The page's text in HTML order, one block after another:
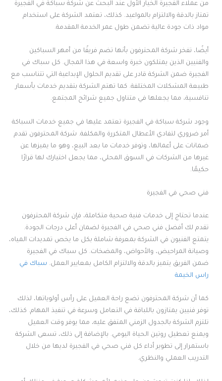
من عملاء الفجيرة الخيار الأول عند البحث عن شركة سباكة في الفجيرة
تمتاز بالدقة والالتزام بالمواعيد. كذلك، تعتمد الشركة على استخدام
مواد ذات جودة عالية تضمن طول عمر الخدمة المقدمة.
أيضًا، تفخر شركة المحترفون بأنها تضم فريقًا من أمهر السباكين
والفنيين الذين يمتلكون خبرة واسعة في هذا المجال. كل سباك في
الفجيرة ضمن الشركة قادر على تقديم الحلول الإبداعية التي تتناسب مع
طبيعة المشكلات المختلفة. كما تهتم الشركة بتقديم خدمات بأسعار
تنافسية، مما يجعلها في متناول جميع شرائح المجتمع.
وجود شركة سباكة في الفجيرة تعتمد عليها في جميع خدمات السباكة
أمر ضروري لتفادي الأعطال المتكررة والمكلفة. شركة المحترفون تقدم
ضمانات على أعمالها، وتوفر خدمات ما بعد البيع، وهو ما يميزها عن
غيرها من الشركات في السوق المحلي، مما يجعل اختيارك لها قرارًا
حكيمًا.
فني صحي في الفجيرة
عندما تحتاج إلى خدمات فنية صحية متكاملة، فإن شركة المحترفون
تقدم لك أفضل فني صحي في الفجيرة لضمان أعلى درجات الجودة.
يتمتع الفنيون في الشركة بمعرفة شاملة بكل ما يخص تمديدات المياه،
وصيانة المراحيض، والأحواض، والمضخات. كل سباك في الفجيرة
ضمن الفريق يتميز بالدقة والالتزام الكامل بمعايير العمل. سباك في
راس الخيمة
كما أن شركة المحترفون تضع راحة العميل على رأس أولوياتها، لذلك
توفر فنيين يمتازون باللباقة في التعامل وسرعة في تنفيذ المهام. كذلك،
تلتزم الشركة بالجدول الزمني المتفق عليه، مما يوفر وقت العميل
ويمنع تعطيل روتين الحياة اليومي. بالإضافة إلى ذلك، تسعى الشركة
باستمرار إلى تطوير أداء كل فني صحي في الفجيرة لديها من خلال
التدريب العملي والنظري.